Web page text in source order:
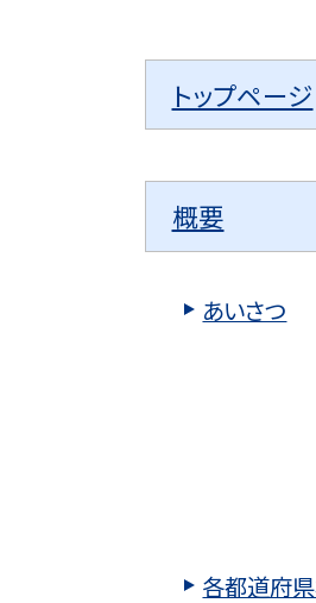
トップページ
概要
あいさつ
各都道府